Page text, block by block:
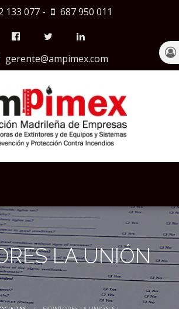
133 077- 687 950 011
gerente@ampimex.com
LA UNIÓN